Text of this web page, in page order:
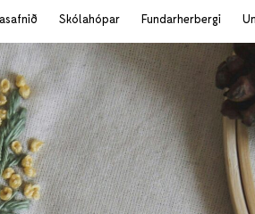
Skólahópar Fundarherbergi